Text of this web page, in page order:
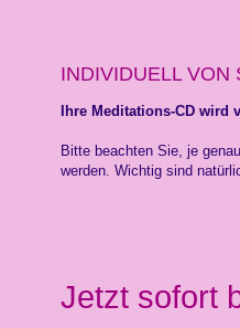
INDIVIDUELL VON
Ihre Meditations-CD
Bitte beachten Sie, je
werden. Wichtig sind
Jetzt sofort